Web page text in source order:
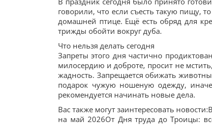
говорили, что если съесть такую пищу,
домашней птице. Ещё есть обряд для
трижды обойти вокруг дуба.
Что нельзя делать сегодня
Запреты этого дня частично
милосердию и доброте, просит не
жадность. Запрещается обижать
подарок чужую ношеную одежду,
рекомендуется начинать новые дела.
Вас также могут заинтересовать
на май 2026От Дня труда до Троицы: